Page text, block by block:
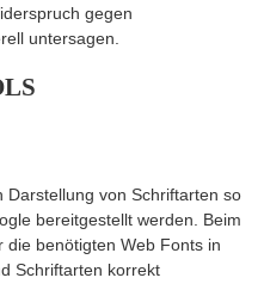
gegen
untersagen.
Darstellung von Schriftarten so
bereitgestellt werden. Beim
die benötigten Web Fonts in
Schriftarten korrekt